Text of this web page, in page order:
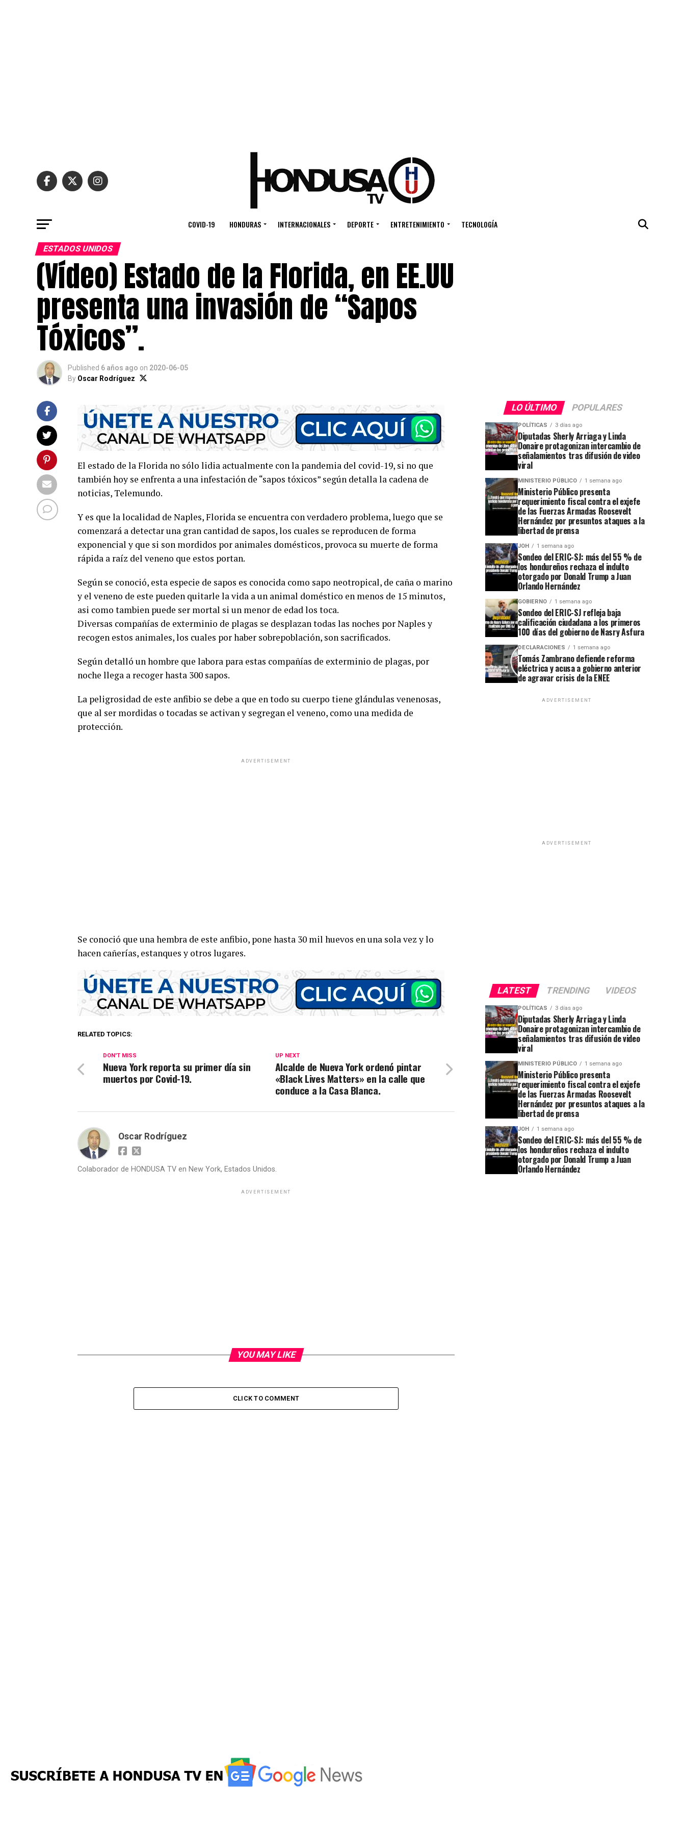
COVID-19 HONDURAS INTERNACIONALES DEPORTE ENTRETENIMIENTO TECNOLOGÍA
ESTADOS UNIDOS
(Vídeo) Estado de la Florida, en EE.UU
presenta una invasión de “Sapos
Tóxicos”.
Published 6 años ago on 2020-06-05
By Oscar Rodríguez
El estado de la Florida no sólo lidia actualmente con la pandemia del covid-19, si no que
también hoy se enfrenta a una infestación de “sapos tóxicos” según detalla la cadena de
noticias, Telemundo.
Y es que la localidad de Naples, Florida se encuentra con verdadero problema, luego que se
comenzará a detectar una gran cantidad de sapos, los cuales se reproducen de forma
exponencial y que si son mordidos por animales domésticos, provoca su muerte de forma
rápida a raíz del veneno que estos portan.
Según se conoció, esta especie de sapos es conocida como sapo neotropical, de caña o marino
y el veneno de este pueden quitarle la vida a un animal doméstico en menos de 15 minutos,
asi como tambien puede ser mortal si un menor de edad los toca.
Diversas compañías de exterminio de plagas se desplazan todas las noches por Naples y
recogen estos animales, los cuales por haber sobrepoblación, son sacrificados.
Según detalló un hombre que labora para estas compañías de exterminio de plagas, por
noche llega a recoger hasta 300 sapos.
La peligrosidad de este anfibio se debe a que en todo su cuerpo tiene glándulas venenosas,
que al ser mordidas o tocadas se activan y segregan el veneno, como una medida de
protección.
ADVERTISEMENT
Se conoció que una hembra de este anfibio, pone hasta 30 mil huevos en una sola vez y lo
hacen cañerías, estanques y otros lugares.
RELATED TOPICS:
UP NEXT
Alcalde de Nueva York ordenó pintar
«Black Lives Matters» en la calle que
conduce a la Casa Blanca.
DON'T MISS
Nueva York reporta su primer día sin
muertos por Covid-19.
Oscar Rodríguez
Colaborador de HONDUSA TV en New York, Estados Unidos.
ADVERTISEMENT
YOU MAY LIKE
CLICK TO COMMENT
LO ÚLTIMO POPULARES
POLÍTICAS 3 días ago
Diputadas Sherly Arriaga y Linda
Donaire protagonizan intercambio de
señalamientos tras difusión de video
viral
MINISTERIO PÚBLICO 1 semana ago
Ministerio Público presenta
requerimiento fiscal contra el exjefe
de las Fuerzas Armadas Roosevelt
Hernández por presuntos ataques a la
libertad de prensa
JOH 1 semana ago
Sondeo del ERIC-SJ: más del 55 % de
los hondureños rechaza el indulto
otorgado por Donald Trump a Juan
Orlando Hernández
GOBIERNO 1 semana ago
Sondeo del ERIC-SJ refleja baja
calificación ciudadana a los primeros
100 días del gobierno de Nasry Asfura
DECLARACIONES 1 semana ago
Tomás Zambrano defiende reforma
eléctrica y acusa a gobierno anterior
de agravar crisis de la ENEE
ADVERTISEMENT
ADVERTISEMENT
LATEST TRENDING VIDEOS
POLÍTICAS 3 días ago
Diputadas Sherly Arriaga y Linda
Donaire protagonizan intercambio de
señalamientos tras difusión de video
viral
MINISTERIO PÚBLICO 1 semana ago
Ministerio Público presenta
requerimiento fiscal contra el exjefe
de las Fuerzas Armadas Roosevelt
Hernández por presuntos ataques a la
libertad de prensa
JOH 1 semana ago
Sondeo del ERIC-SJ: más del 55 % de
los hondureños rechaza el indulto
otorgado por Donald Trump a Juan
Orlando Hernández